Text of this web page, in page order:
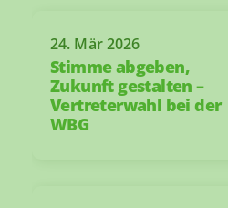
24. Mär 2026
Stimme abgeben,
Zukunft gestalten –
Vertreterwahl bei der
WBG